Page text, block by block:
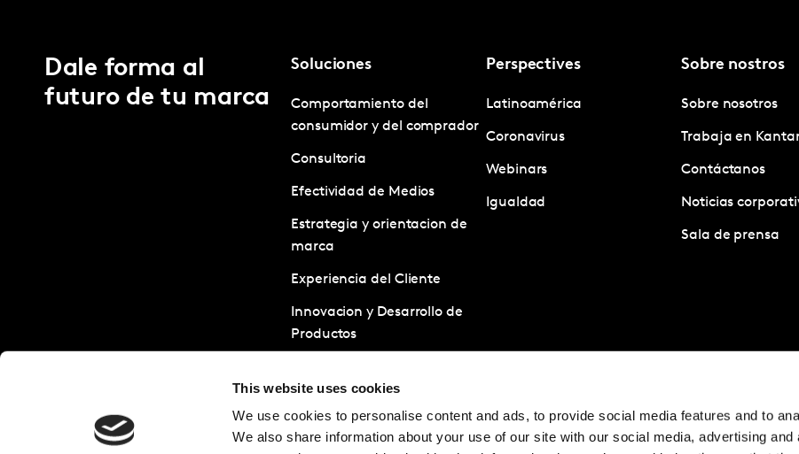
This website uses cookies
We use cookies to personalise content and ads, to provide social media features and to
We also share information about your use of our site with our social media, advertising and
Dale forma al
futuro de tu marca
Soluciones
Comportamiento del
consumidor y del comprador
Consultoria
Efectividad de Medios
Estrategia y orientacion de
marca
Experiencia del Cliente
Innovacion y Desarrollo de
Productos
Tests y Optimizacion de
Perspectives
Latinoamérica
Coronavirus
Webinars
Igualdad
Sobre nostros
Sobre nosotros
Trabaja en
Contáctanos
Noticias
Sala de prensa